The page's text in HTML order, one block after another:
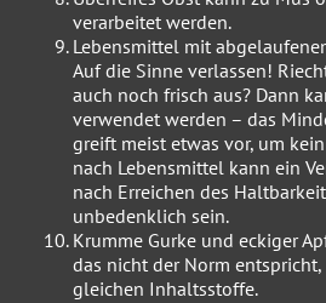
verarbeitet werden.
Lebensmittel mit
Auf die Sinne verlassen!
auch noch frisch aus? Dann
verwendet werden – das
greift meist etwas vor, um
nach Lebensmittel kann ein
nach Erreichen des
unbedenklich sein.
Krumme Gurke und eckiger
das nicht der Norm
gleichen Inhaltsstoffe.